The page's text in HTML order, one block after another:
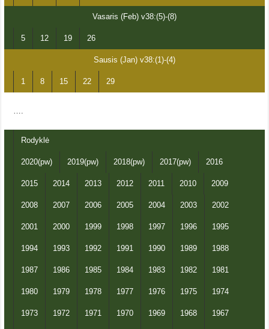
Vasaris (Feb) v38:(5)-(8)
5 12 19 26
Sausis (Jan) v38:(1)-(4)
1 8 15 22 29
Rodyklė
2020(pw) 2019(pw) 2018(pw) 2017(pw) 2016
2015 2014 2013 2012 2011 2010 2009
2008 2007 2006 2005 2004 2003 2002
2001 2000 1999 1998 1997 1996 1995
1994 1993 1992 1991 1990 1989 1988
1987 1986 1985 1984 1983 1982 1981
1980 1979 1978 1977 1976 1975 1974
1973 1972 1971 1970 1969 1968 1967